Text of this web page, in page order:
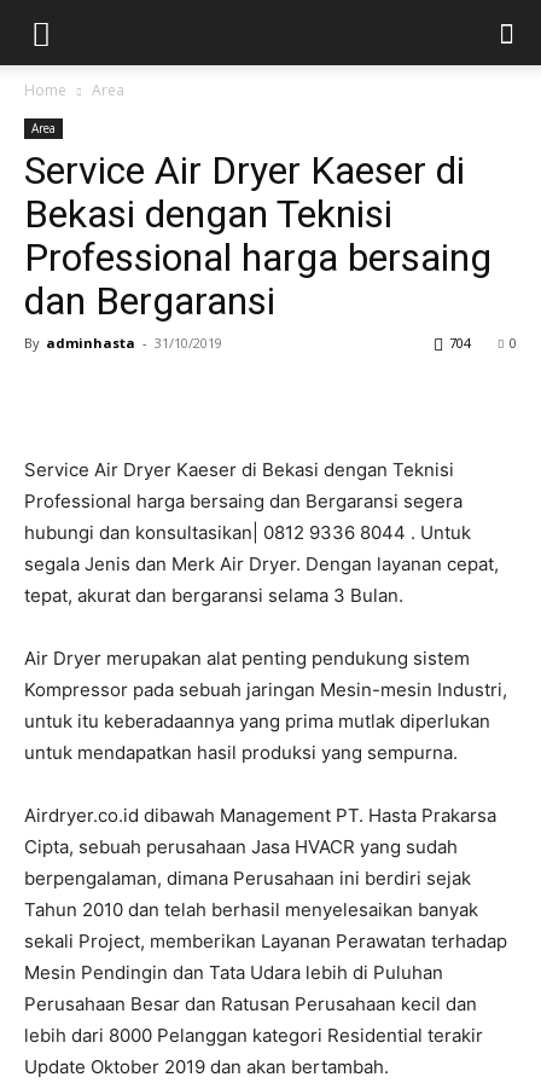
Home Area
Area
Service Air Dryer Kaeser di
Bekasi dengan Teknisi
Professional harga bersaing
dan Bergaransi
By adminhasta - 31/10/2019 0
704
Service Air Dryer Kaeser di Bekasi dengan Teknisi
Professional harga bersaing dan Bergaransi segera
hubungi dan konsultasikan| 0812 9336 8044 . Untuk
segala Jenis dan Merk Air Dryer. Dengan layanan cepat,
tepat, akurat dan bergaransi selama 3 Bulan.
Air Dryer merupakan alat penting pendukung sistem
Kompressor pada sebuah jaringan Mesin-mesin Industri,
untuk itu keberadaannya yang prima mutlak diperlukan
untuk mendapatkan hasil produksi yang sempurna.
Airdryer.co.id dibawah Management PT. Hasta Prakarsa
Cipta, sebuah perusahaan Jasa HVACR yang sudah
berpengalaman, dimana Perusahaan ini berdiri sejak
Tahun 2010 dan telah berhasil menyelesaikan banyak
sekali Project, memberikan Layanan Perawatan terhadap
Mesin Pendingin dan Tata Udara lebih di Puluhan
Perusahaan Besar dan Ratusan Perusahaan kecil dan
lebih dari 8000 Pelanggan kategori Residential terakir
Update Oktober 2019 dan akan bertambah.